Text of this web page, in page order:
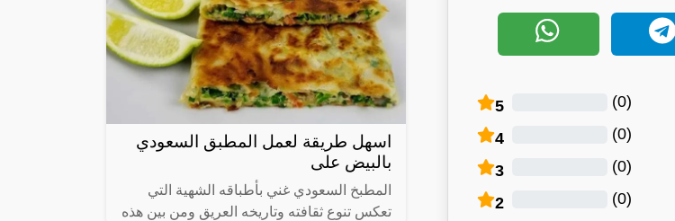
5 (
0
)
4 (
0
)
3 (
0
)
2 (
0
)
اسهل طريقة لعمل المطبق السعودي
بالبيض على
المطبخ السعودي غني بأطباقه الشهية التي
تعكس تنوع ثقافته وتاريخه العريق ومن بين هذه